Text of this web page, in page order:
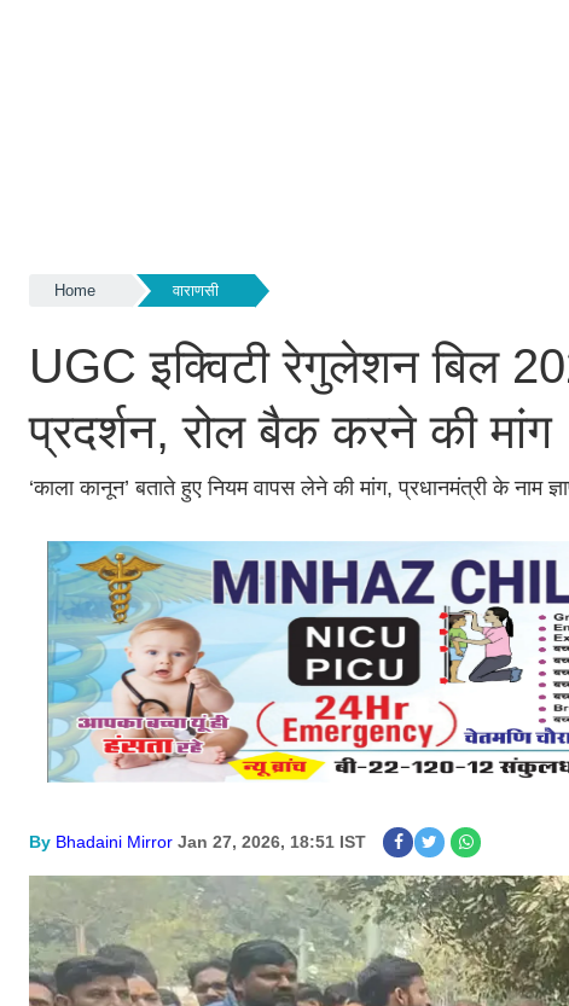
Home वाराणसी
UGC इक्विटी रेगुलेशन बिल
प्रदर्शन, रोल बैक करने की मांग
‘काला कानून’ बताते हुए नियम वापस लेने की मांग, प्रधानमंत्री के नाम
By Bhadaini Mirror Jan 27, 2026, 18:51 IST